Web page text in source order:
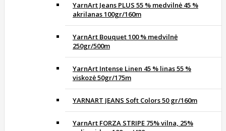
YarnArt Jeans PLUS 55 % medvilnė 45 %
akrilanas 100gr/160m
YarnArt Bouquet 100 % medvilnė
250gr/500m
YarnArt Intense Linen 45 % linas 55 %
viskozė 50gr/175m
YARNART JEANS Soft Colors 50 gr/160m
YarnArt FORZA STRIPE 75% vilna, 25%